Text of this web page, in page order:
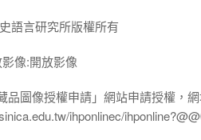
語言研究所版權所有
像:開放影像
品圖像授權申請」網站申請授權，網
ihponlinec/